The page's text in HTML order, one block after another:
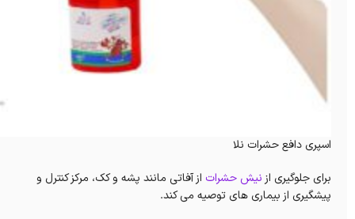
اسپری دافع حشرات نلا
برای جلوگیری از نیش حشرات از آفاتی مانند پشه و کک، مرکز کنترل و
پیشگیری از بیماری های توصیه می کند.